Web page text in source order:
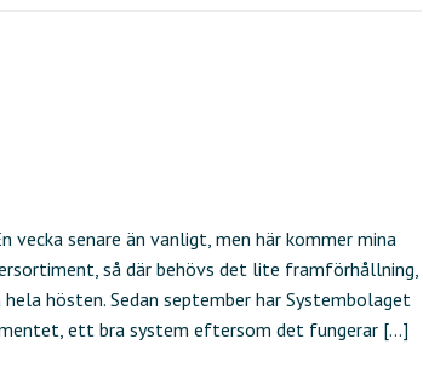
vecka senare än vanligt, men här kommer mina
så där behövs det lite framförhållning,
hösten. Sedan september har Systembolaget
ett bra system eftersom det fungerar […]